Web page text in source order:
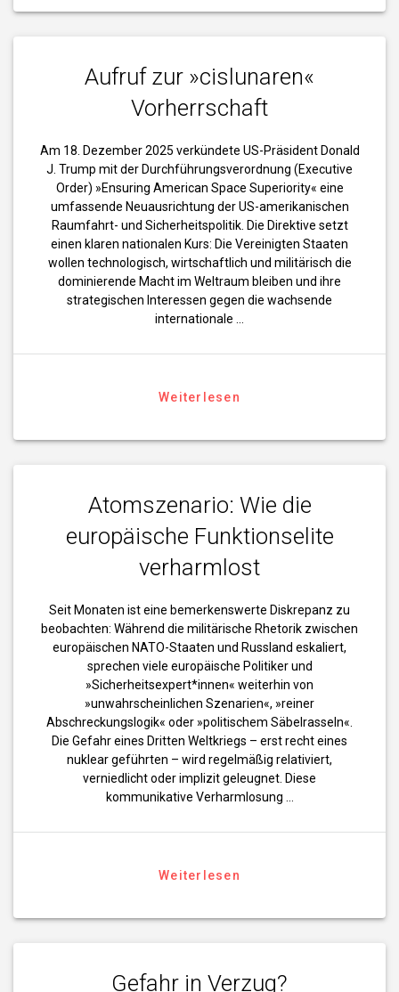
Aufruf zur »cislunaren«
Vorherrschaft
Am 18. Dezember 2025 verkündete US-Präsident Donald
J. Trump mit der Durchführungsverordnung (Executive
Order) »Ensuring American Space Superiority« eine
umfassende Neuausrichtung der US-amerikanischen
Raumfahrt- und Sicherheitspolitik. Die Direktive setzt
einen klaren nationalen Kurs: Die Vereinigten Staaten
wollen technologisch, wirtschaftlich und militärisch die
dominierende Macht im Weltraum bleiben und ihre
strategischen Interessen gegen die wachsende
internationale …
Weiterlesen
Atomszenario: Wie die
europäische Funktionselite
verharmlost
Seit Monaten ist eine bemerkenswerte Diskrepanz zu
beobachten: Während die militärische Rhetorik zwischen
europäischen NATO-Staaten und Russland eskaliert,
sprechen viele europäische Politiker und
»Sicherheitsexpert*innen« weiterhin von
»unwahrscheinlichen Szenarien«, »reiner
Abschreckungslogik« oder »politischem Säbelrasseln«.
Die Gefahr eines Dritten Weltkriegs – erst recht eines
nuklear geführten – wird regelmäßig relativiert,
verniedlicht oder implizit geleugnet. Diese
kommunikative Verharmlosung …
Weiterlesen
Gefahr in Verzug?